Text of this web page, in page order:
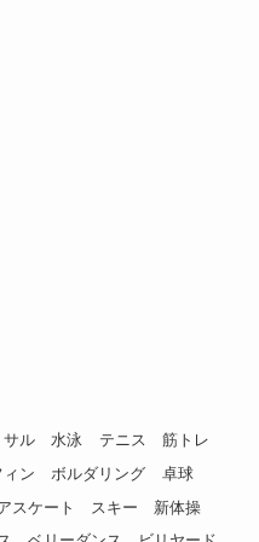
サル 水泳 テニス
筋トレ
ン ボルダリング
卓球
スケート スキー
新体操